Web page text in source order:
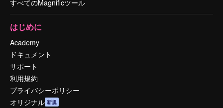
すべてのMagnificツール
はじめに
Academy
ドキュメント
サポート
利用規約
プライバシーポリシー
オリジナル 新規